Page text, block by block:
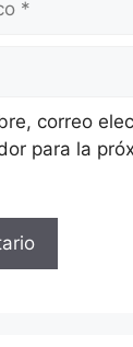
correo
para la